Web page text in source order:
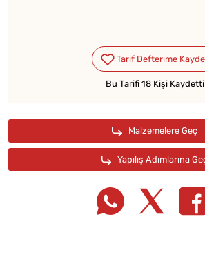
Bu Tarifi 18 Kişi Kaydetti